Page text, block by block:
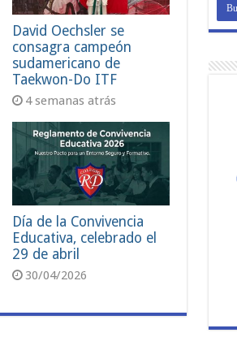
David Oechsler se
consagra campeón
sudamericano de
Taekwon-Do ITF
4 semanas atrás
Día de la Convivencia
Educativa, celebrado el
29 de abril
30/04/2026